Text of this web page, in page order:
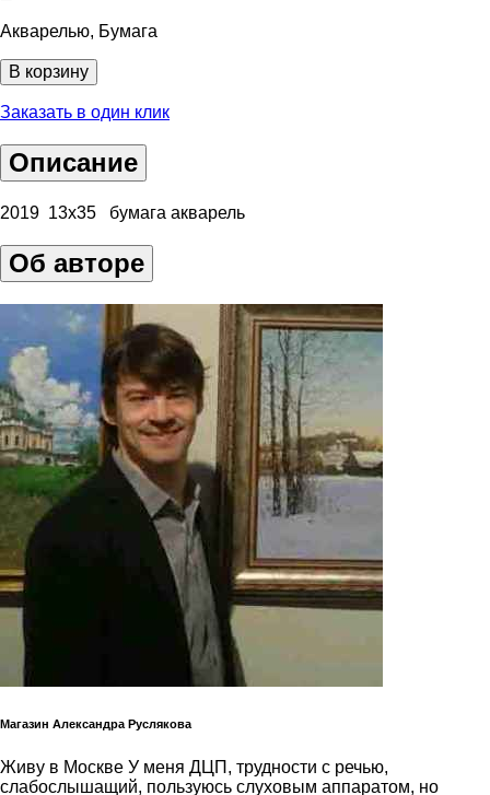
Акварелью, Бумага
В корзину
Заказать в один клик
Описание
2019 13х35 бумага акварель
Об авторе
Магазин Александра Руслякова
Живу в Москве У меня ДЦП, трудности с речью,
слабослышащий, пользуюсь слуховым аппаратом, но